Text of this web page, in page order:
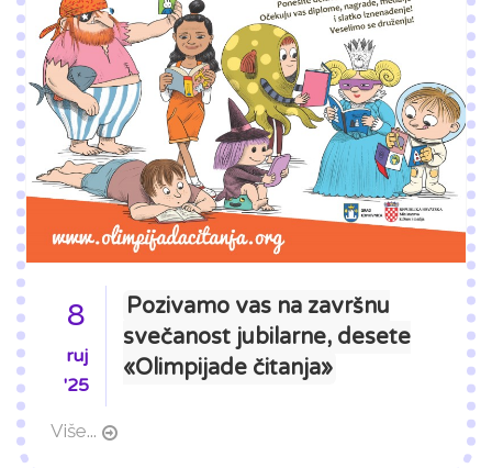
8
ruj
'25
Pozivamo vas na završnu
svečanost jubilarne, desete
«Olimpijade čitanja»
Više...